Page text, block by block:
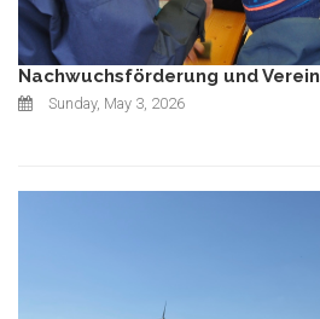
Nachwuchsförderung und
Sunday, May 3, 2026